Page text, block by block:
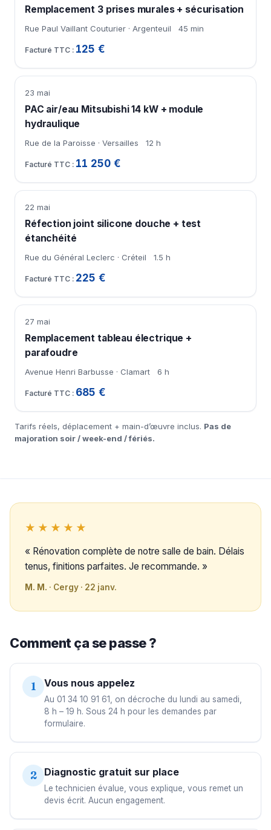
Remplacement 3 prises murales + sécurisation
Rue Paul Vaillant Couturier · Argenteuil 45 min
125 €
23 mai
PAC air/eau Mitsubishi 14 kW + module
hydraulique
Rue de la Paroisse · Versailles 12 h
11 250 €
22 mai
Réfection joint silicone douche + test
étanchéité
Rue du Général Leclerc · Créteil 1.5 h
225 €
27 mai
Remplacement tableau électrique +
parafoudre
Avenue Henri Barbusse · Clamart 6 h
685 €
Tarifs réels, déplacement + main-d’œuvre inclus. Pas de
majoration soir / week-end / fériés.
★★★★★
« Rénovation complète de notre salle de bain. Délais
tenus, finitions parfaites. Je recommande. »
M. M. · Cergy · 22 janv.
Comment ça se passe ?
1 Vous nous appelez
Au 01 34 10 91 61, on décroche du lundi au samedi,
8 h – 19 h. Sous 24 h pour les demandes par
formulaire.
2 Diagnostic gratuit sur place
Le technicien évalue, vous explique, vous remet un
devis écrit. Aucun engagement.